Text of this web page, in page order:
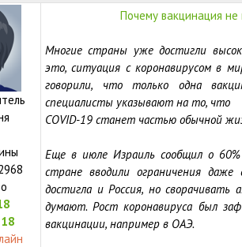
18
Почему вакцинация
Многие страны уже достигли
это, ситуация с коронавирусом в
говорили, что только одна
специалисты указывают на то, что
COVID-19 станет частью обычной
Еще в июле Израиль сообщил о
стране вводили ограничения
достигла и Россия, но сворачивать
думают. Рост коронавируса был
вакцинации, например в ОАЭ.